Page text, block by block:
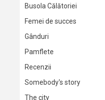
Busola Călătoriei
Femei de succes
Gânduri
Pamflete
Recenzii
Somebody's story
The city